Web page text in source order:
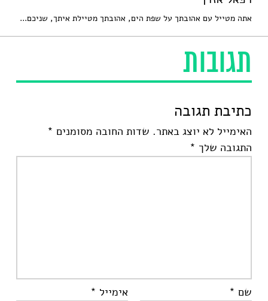
תגובות
כתיבת תגובה
האימייל לא יוצג באתר. שדות החובה מסומנים *
התגובה שלך *
שם * אימייל *
אתה מטייל עם אהובתך על שפת הים, אהובתך מטיילת איתך, שניכם...